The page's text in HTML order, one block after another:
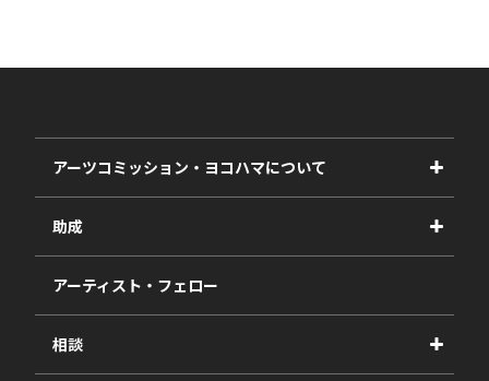
アーツコミッション・ヨコハマについて
事業紹介
事業報告書
助成
2027年度
2026年度
2025年度
アーティスト・フェロー
相談